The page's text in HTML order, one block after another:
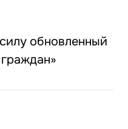
обновленный